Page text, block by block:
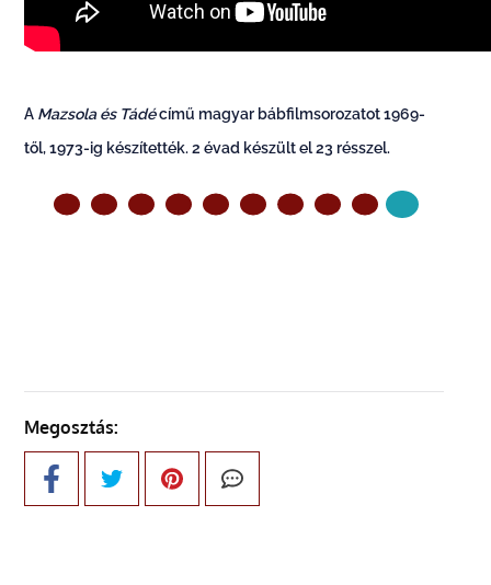
A Mazsola és Tádécímű magyar bábfilmsorozatot 1969-
től, 1973-ig készítették. 2 évad készült el 23 résszel.
Megosztás: